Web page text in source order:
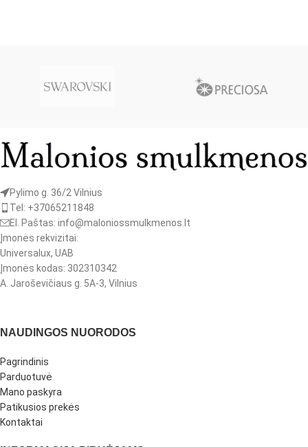
Pylimo g. 36/2 Vilnius
Tel: +37065211848
El. Paštas: info@maloniossmulkmenos.lt
Įmonės rekvizitai:
Universalux, UAB
Įmonės kodas: 302310342
A. Jaroševičiaus g. 5A-3, Vilnius
NAUDINGOS NUORODOS
Pagrindinis
Parduotuvė
Mano paskyra
Patikusios prekės
Kontaktai